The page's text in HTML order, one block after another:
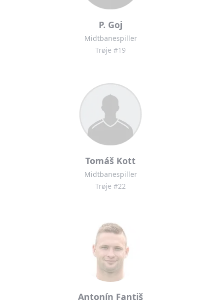
P. Goj
Midtbanespiller
Trøje #19
Tomáš Kott
Midtbanespiller
Trøje #22
Antonín Fantiš